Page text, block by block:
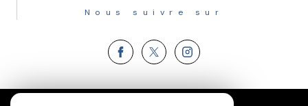
Nous suivre sur